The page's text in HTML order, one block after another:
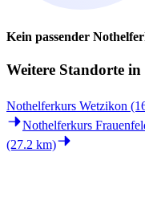
Kein passender
Weitere Standorte in
Nothelferkurs Wetzikon
Nothelferkurs
(27.2 km)